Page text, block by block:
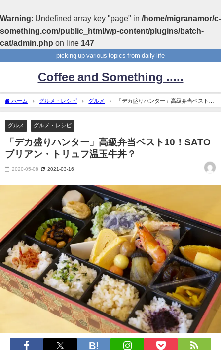
Warning: Undefined array key "page" in /home/migranamor/c-
something.com/public_html/wp-content/plugins/batch-
cat/admin.php on line 147
picking up various topics from daily life
Coffee and Something .....
ホーム グルメ・レシピ グルメ
「デカ盛りハンター」高級弁当ベスト
10！SATOブリアン・トリュフ温玉牛丼？
グルメ グルメ・レシピ
「デカ盛りハンター」高級弁当ベスト10！SATO
ブリアン・トリュフ温玉牛丼？
2020-05-08 2021-03-16